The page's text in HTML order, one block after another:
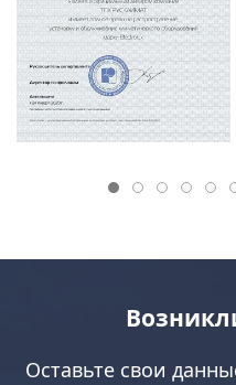
Оставьте свои